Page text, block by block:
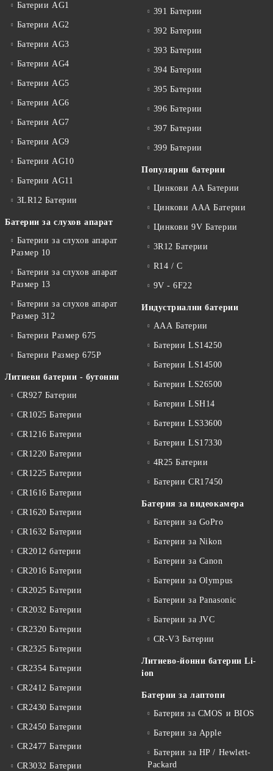
Батерии AG1
Батерии AG2
Батерии AG3
Батерии AG4
Батерии AG5
Батерии AG6
Батерии AG7
Батерии AG9
Батерии AG10
Батерии AG11
3LR12 Батерии
Батерии за слухов апарат
Батерии за слухов апарат
Размер 10
Батерии за слухов апарат
Размер 13
Батерии за слухов апарат
Размер 312
Батерии Размер 675
Батерии Размер 675P
Литиеви батерии - бутонни
CR927 Батерии
CR1025 Батерии
CR1216 Батерии
CR1220 Батерии
CR1225 Батерии
CR1616 Батерии
CR1620 Батерии
CR1632 Батерии
CR2012 батерии
CR2016 Батерии
CR2025 Батерии
CR2032 Батерии
CR2320 Батерии
CR2325 Батерии
CR2354 Батерии
CR2412 Батерии
CR2430 Батерии
CR2450 Батерии
CR2477 Батерии
CR3032 Батерии
391 Батерии
392 Батерии
393 Батерии
394 Батерии
395 Батерии
396 Батерии
397 Батерии
399 Батерии
Популярни батерии
Цинкови АА Батерии
Цинкови ААА Батерии
Цинкови 9V Батерии
3R12 Батерии
R14 / C
9V - 6F22
Индустриални батерии
ААА Батерии
Батерии LS14250
Батерии LS14500
Батерии LS26500
Батерии LSH14
Батерии LS33600
Батерии LS17330
4R25 Батерии
Батерии CR17450
Батерия за видеокамера
Батерии за GoPro
Батерии за Nikon
Батерии за Canon
Батерии за Olympus
Батерии за Panasonic
Батерии за JVC
CR-V3 Батерии
Литиево-йонни батерии Li-
ion
Батерии за лаптопи
Батерия за CMOS и BIOS
Батерии за Apple
Батерии за HP / Hewlett-
Packard